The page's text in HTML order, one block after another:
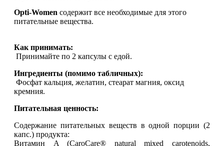
Протеиновые печенья
Для тренировки
НАЗАД
Порошковые BCAA
Opti-Women содержит все необходимые для этого
питательные вещества.
Как принимать:
Принимайте по 2 капсулы с едой.
Ингредиенты (помимо табличных):
Фосфат кальция, желатин, стеарат магния, оксид
кремния.
Питательная ценность:
Содержание питательных веществ в одной порции (2
капс.) продукта:
Витамин A (CaroCare® natural mixed carotenoids,